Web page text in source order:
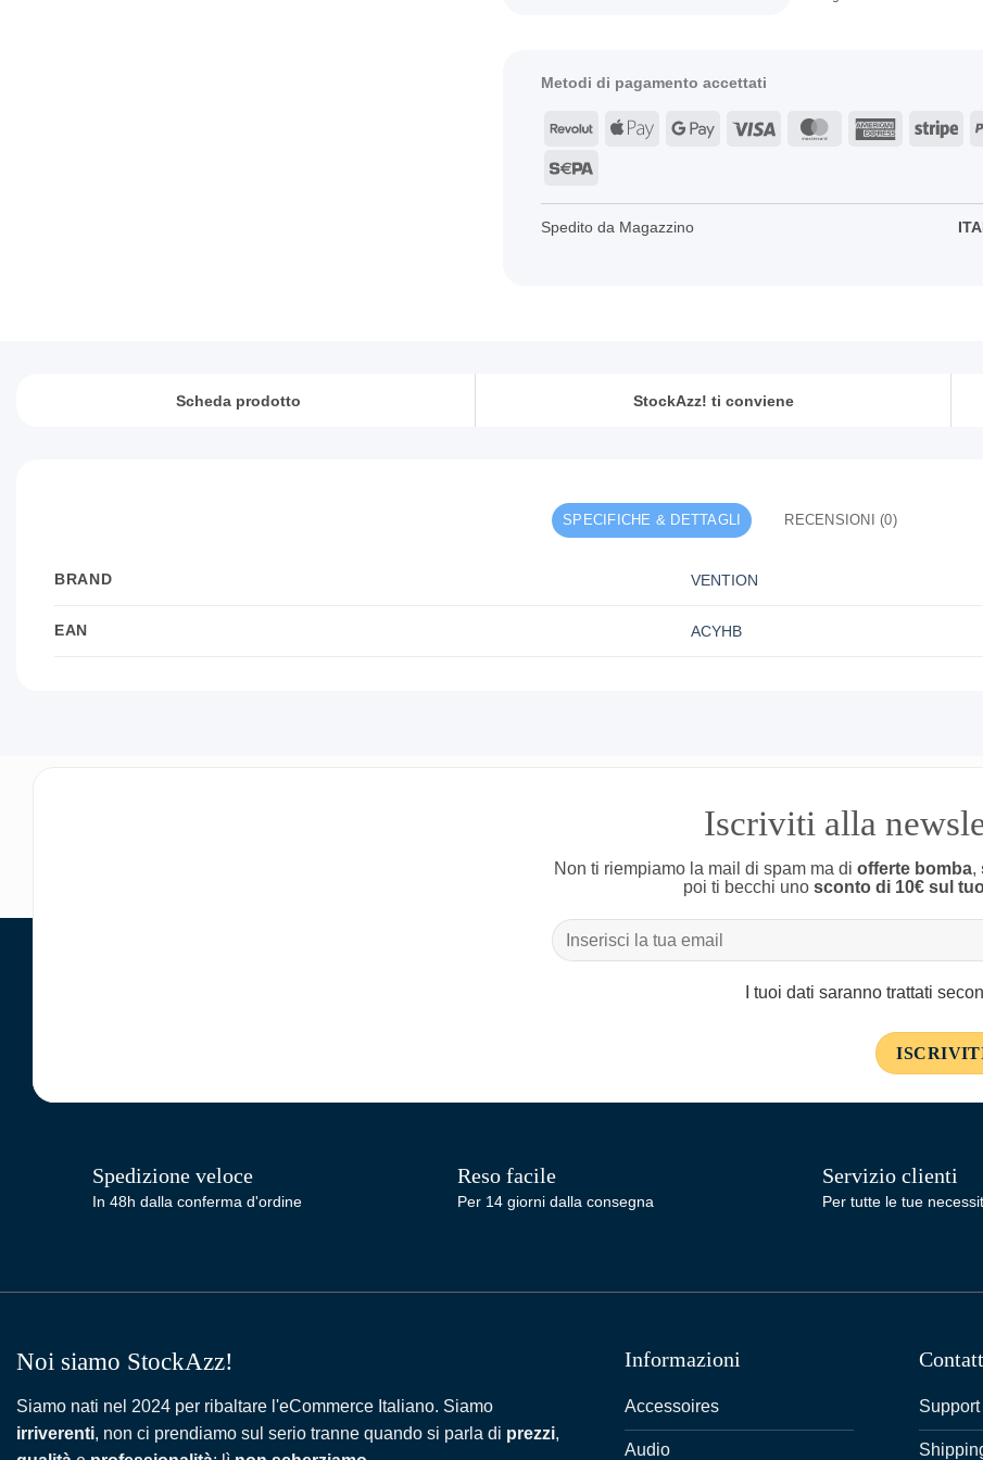
Metodi di pagamento accettati
RevolutApple
Google
Visa MasterCardAmerican
Spedito da Magazzino
Scheda prodotto StockAzz! ti conviene
SPECIFICHE & DETTAGLI RECENSIONI (0)
BRAND VENTION
EAN ACYHB
Iscriviti alla
Non ti riempiamo la mail di spam ma di offerte bomba,
poi ti becchi uno sconto di 10€ sul
I tuoi dati saranno trattati
Spedizione veloce
In 48h dalla conferma d'ordine
Reso facile
Per 14 giorni dalla consegna
Servizio clienti
Per tutte le tue
Noi siamo StockAzz!
Siamo nati nel 2024 per ribaltare l'eCommerce Italiano. Siamo
irriverenti, non ci prendiamo sul serio tranne quando si parla di prezzi,
Informazioni
Accessoires
Audio
Support